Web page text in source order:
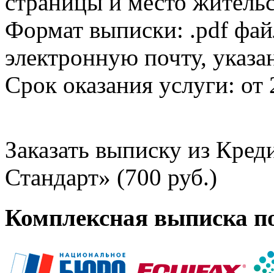
Формат выписки: .pdf
электронную почту,
Срок оказания услуги: от
Заказать выписку из
Стандарт» (700 руб.)
Комплексная выписка